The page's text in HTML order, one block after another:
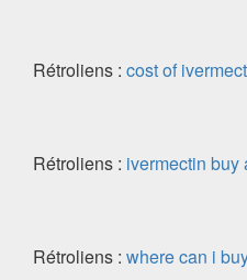
Rétroliens : cost of
Rétroliens : ivermectin buy
Rétroliens : where can i